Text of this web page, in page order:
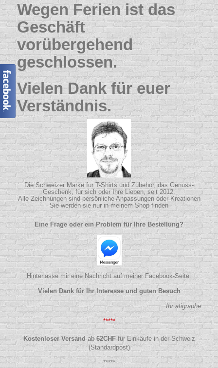
Wegen Ferien ist das
Geschäft
vorübergehend
geschlossen.
Vielen Dank für euer
Verständnis.
Die Schweizer Marke für T-Shirts und Zübehor, das Genuss-
Geschenk, für sich oder Ihre Lieben, seit 2012.
Alle Zeichnungen sind persönliche Anpassungen oder Kreationen
Sie werden sie nur in meinem Shop finden
Eine Frage oder ein Problem für Ihre Bestellung?
Hinterlasse mir eine Nachricht auf meiner Facebook-Seite.
Vielen Dank für Ihr Interesse und guten Besuch
Ihr atigraphe
*****
Kostenloser Versandab62CHFfür Einkäufe in der Schweiz
(Standardpost)
*****